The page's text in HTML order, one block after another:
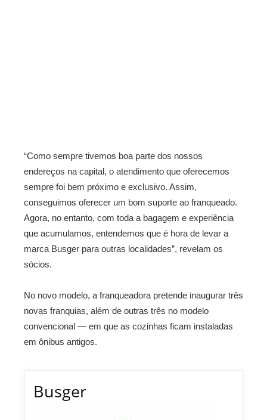
“Como sempre tivemos boa parte dos nossos
endereços na capital, o atendimento que oferecemos
sempre foi bem próximo e exclusivo. Assim,
conseguimos oferecer um bom suporte ao franqueado.
Agora, no entanto, com toda a bagagem e experiência
que acumulamos, entendemos que é hora de levar a
marca Busger para outras localidades”, revelam os
sócios.
No novo modelo, a franqueadora pretende inaugurar três
novas franquias, além de outras três no modelo
convencional — em que as cozinhas ficam instaladas
em ônibus antigos.
Busger